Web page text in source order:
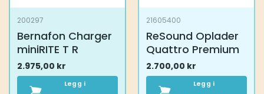
200297
Bernafon Charger
miniRITE T R
2.975,00 kr
Legg i
21605400
ReSound Oplader
Quattro Premium
2.700,00 kr
Legg i